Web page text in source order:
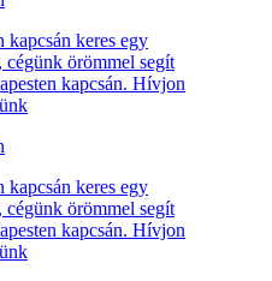
kapcsán keres egy
cégünk örömmel segít
kapcsán. Hívjon
kapcsán keres egy
cégünk örömmel segít
kapcsán. Hívjon